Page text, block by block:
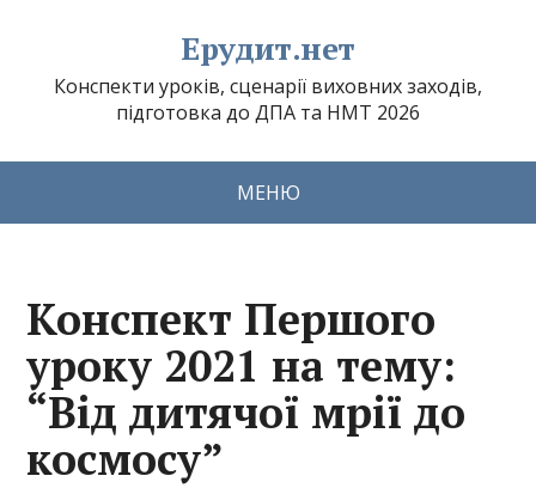
Ерудит.нет
Конспекти уроків, сценарії виховних заходів,
підготовка до ДПА та НМТ 2026
МЕНЮ
Конспект Першого
уроку 2021 на тему:
“Від дитячої мрії до
космосу”